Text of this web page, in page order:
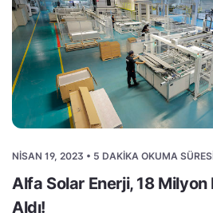
NISAN 19, 2023 • 5 DAKIKA OKUMA
Alfa Solar Enerji, 18 Milyon
Aldı!